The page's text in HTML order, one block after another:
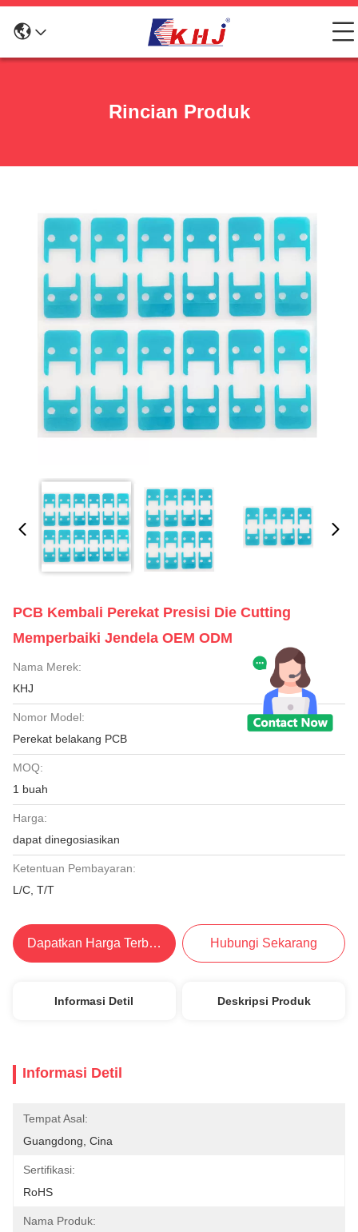
Rincian Produk
PCB Kembali Perekat Presisi Die Cutting
Memperbaiki Jendela OEM ODM
Nama Merek:
KHJ
Nomor Model:
Perekat belakang PCB
MOQ:
1 buah
Harga:
dapat dinegosiasikan
Ketentuan Pembayaran:
L/C, T/T
Dapatkan Harga Terbaik Hubungi Sekarang
Informasi Detil Deskripsi Produk
Informasi Detil
Tempat Asal:
Guangdong, Cina
Sertifikasi:
RoHS
Nama Produk: